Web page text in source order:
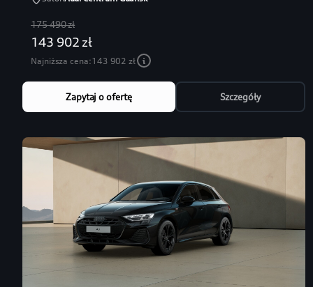
175 490 zł
143 902 zł
Najniższa cena:143 902 zł
Zapytaj o ofertę Szczegóły